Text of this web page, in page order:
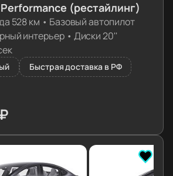
(рестайлинг)
528 км • Базовый автопилот
интерьер• Диски 20''
Быстрая доставка в РФ